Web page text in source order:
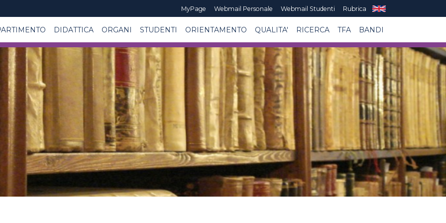
MyPage Webmail Personale Webmail Studenti Rubrica
DIDATTICA ORGANI STUDENTI ORIENTAMENTO QUALITA' RICERCA TFA BANDI